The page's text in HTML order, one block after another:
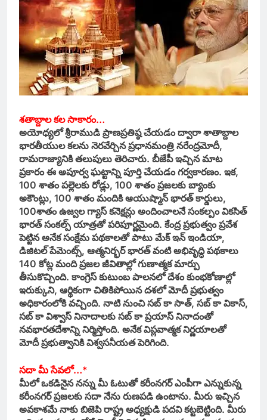
శతాబ్దాల కల సాకారం…
అయోధ్యలో శ్రీరాముడి ప్రాణప్రతిష్ఠ చేయడం ద్వారా శాతాబ్దాల
భారతీయుల కలను నెరవేర్చిన ప్రధానమంత్రి నరేంద్రమోదీ,
రామరాజ్యానికి తలుపులు తెరిచారు. బీజేపీ ఇచ్చిన మాట
ప్రకారం ఈ అపూర్వ ఘట్టాన్ని పూర్తి చేయడం గర్వకారణం. ఇక,
100 శాతం పల్లెలకు రోడ్లు, 100 శాతం ప్రజలకు బ్యాంకు
అకౌంట్లు, 100 శాతం మందికి ఆయుష్మాన్ భారత్ కార్డులు,
100శాతం ఉజ్వల గ్యాస్ కనెక్షన్లు అందించాలనే సంకల్పం వికసిత్
భారత్ సంకల్ప్ యాత్రతో పరిపూర్ణమైంది. కేంద్ర ప్రభుత్వం ప్రవేశ
పెట్టిన అనేక సంక్షేమ పథకాలతో పాటు మేక్ ఇన్ ఇండియా,
డిజిటల్ పేమెంట్స్, ఆత్మనిర్భర్ భారత్ వంటి అభివృద్ధి పథకాలు
140 కోట్ల మంది ప్రజల జీవితాల్లో గుణాత్మక మార్పు
తీసుకొచ్చింది. కాంగ్రెస్ కుటుంబ పాలనలో దేశం కుంభకోణాల్లో
ఇరుక్కుని, ఆర్థికంగా చితికిపోయిన దశలో మోదీ ప్రభుత్వం
అధికారంలోకి వచ్చింది. నాటి నుంచి సబ్ కా సాత్, సబ్ కా వికాస్,
సబ్ కా విశ్వాస్ నినాదాలకు సబ్ కా ప్రయాస్ నినాదంతో
నవభారతదేశాన్ని నిర్మిస్తోంది. అనేక విప్లవాత్మక నిర్ణయాలతో
మోదీ ప్రభుత్వానికి విశ్వసనీయత పెరిగింది.
సదా మీ సేవలో…*
మీలో ఒకడినైన నన్ను మీ ఓటుతో కరీంనగర్ ఎంపీగా ఎన్నుకున్న
కరీంనగర్ ప్రజలకు సదా నేను రుణపడి ఉంటాను. మీరు ఇచ్చిన
అవకాశమే నాకు బిజెపి రాష్ట్ర అధ్యక్షుడి పదవి కట్టబెట్టింది. మీరు